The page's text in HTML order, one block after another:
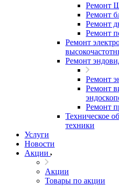
Ремонт
Ремонт
Ремонт
Ремонт
Ремонт
Ремонт
Ремонт
Ремонт
Ремонт
Техническое
техники
Услуги
Новости
Акции
Акции
Товары по акции